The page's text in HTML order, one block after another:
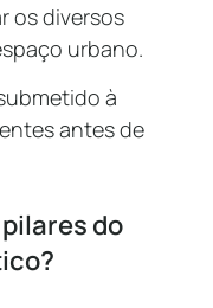
os diversos
urbano.
à
antes de
do